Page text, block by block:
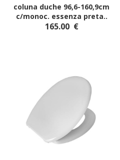
coluna duche 96,6-160,9cm
c/monoc. essenza preta..
165.00 €